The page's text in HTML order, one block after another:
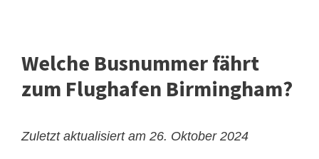
Welche Busnummer fährt
zum Flughafen Birmingham?
Zuletzt aktualisiert am 26. Oktober 2024